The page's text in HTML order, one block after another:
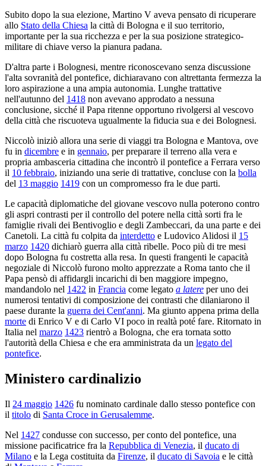
Subito dopo la sua elezione, Martino V aveva pensato di ricuperare
allo Stato della Chiesa la città di Bologna e il suo territorio,
importante per la sua ricchezza e per la sua posizione strategico-
militare di chiave verso la pianura padana.
D'altra parte i Bolognesi, mentre riconoscevano senza discussione
l'alta sovranità del pontefice, dichiaravano con altrettanta fermezza la
loro aspirazione a una ampia autonomia. Lunghe trattative
nell'autunno del 1418 non avevano approdato a nessuna
conclusione, sicché il Papa ritenne opportuno rivolgersi al vescovo
della città che riscuoteva ugualmente la fiducia sua e dei Bolognesi.
Niccolò iniziò allora una serie di viaggi tra Bologna e Mantova, ove
fu in dicembre e in gennaio, per preparare il terreno alla vera e
propria ambasceria cittadina che incontrò il pontefice a Ferrara verso
il 10 febbraio, iniziando una serie di trattative, concluse con la bolla
del 13 maggio 1419 con un compromesso fra le due parti.
Le capacità diplomatiche del giovane vescovo nulla poterono contro
gli aspri contrasti per il controllo del potere nella città sorti fra le
famiglie rivali dei Bentivoglio e degli Zambeccari, da una parte e dei
Canetoli. La città fu colpita da interdetto e Ludovico Alidosi il 15
marzo 1420 dichiarò guerra alla città ribelle. Poco più di tre mesi
dopo Bologna fu costretta alla resa. In questi frangenti le capacità
negoziale di Niccolò furono molto apprezzate a Roma tanto che il
Papa pensò di affidargli incarichi di ben maggiore impegno,
mandandolo nel 1422 in Francia come legato a latere per uno dei
numerosi tentativi di composizione dei contrasti che dilaniarono il
paese durante la guerra dei Cent'anni. Ma giunto appena prima della
morte di Enrico V e di Carlo VI poco in realtà poté fare. Ritornato in
Italia nel marzo 1423 rientrò a Bologna, che era tornata sotto
l'autorità della Chiesa e che era amministrata da un legato del
pontefice.
Ministero cardinalizio
Il 24 maggio 1426 fu nominato cardinale dallo stesso pontefice con
il titolo di Santa Croce in Gerusalemme.
Nel 1427 condusse con successo, per conto del pontefice, una
missione pacificatrice fra la Repubblica di Venezia, il ducato di
Milano e la Lega costituita da Firenze, il ducato di Savoia e le città